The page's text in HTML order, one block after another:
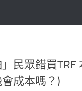
」民眾錯買TRF
成本嗎？)